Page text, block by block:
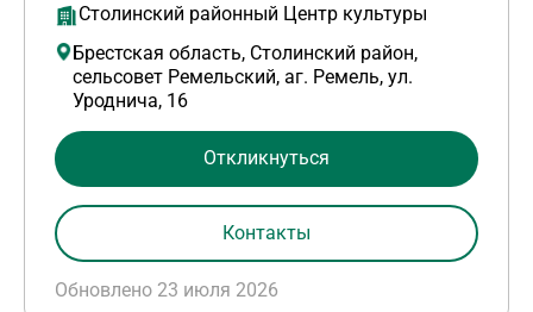
Столинский районный Центр культуры
Брестская область, Столинский район,
сельсовет Ремельский, аг. Ремель, ул.
Уроднича, 16
Обновлено 23 июля 2026
Откликнуться
Контакты